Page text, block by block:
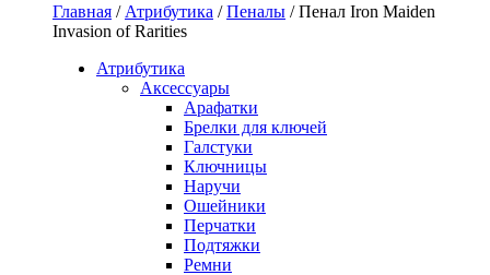
Главная / Атрибутика /Пеналы /Пенал Iron Maiden
Invasion of Rarities
Атрибутика
Аксессуары
Арафатки
Брелки для ключей
Галстуки
Ключницы
Наручи
Ошейники
Перчатки
Подтяжки
Ремни